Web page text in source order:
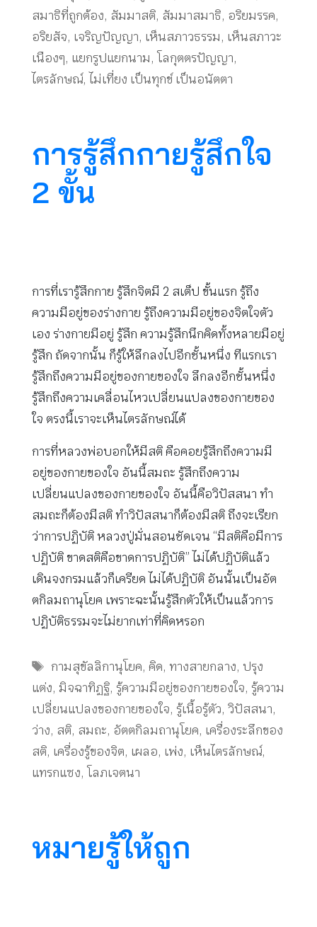
สมาธิที่ถูกต้อง, สัมมาสติ, สัมมาสมาธิ, อริยมรรค,
อริยสัจ, เจริญปัญญา, เห็นสภาวธรรม, เห็นสภาวะ
เนืองๆ, แยกรูปแยกนาม, โลกุตตรปัญญา,
ไตรลักษณ์, ไม่เที่ยง เป็นทุกข์ เป็นอนัตตา
การรู้สึกกายรู้สึกใจ
2 ขั้น
การที่เรารู้สึกกาย รู้สึกจิตมี 2 สเต็ป ขั้นแรก รู้ถึง
ความมีอยู่ของร่างกาย รู้ถึงความมีอยู่ของจิตใจตัว
เอง ร่างกายมีอยู่ รู้สึก ความรู้สึกนึกคิดทั้งหลายมีอยู่
รู้สึก ถัดจากนั้น ก็รู้ให้ลึกลงไปอีกชั้นหนึ่ง ทีแรกเรา
รู้สึกถึงความมีอยู่ของกายของใจ ลึกลงอีกชั้นหนึ่ง
รู้สึกถึงความเคลื่อนไหวเปลี่ยนแปลงของกายของ
ใจ ตรงนี้เราจะเห็นไตรลักษณ์ได้
การที่หลวงพ่อบอกให้มีสติ คือคอยรู้สึกถึงความมี
อยู่ของกายของใจ อันนี้สมถะ รู้สึกถึงความ
เปลี่ยนแปลงของกายของใจ อันนี้คือวิปัสสนา ทำ
สมถะก็ต้องมีสติ ทำวิปัสสนาก็ต้องมีสติ ถึงจะเรียก
ว่าการปฏิบัติ หลวงปู่มั่นสอนชัดเจน “มีสติคือมีการ
ปฏิบัติ ขาดสติคือขาดการปฏิบัติ” ไม่ได้ปฏิบัติแล้ว
เดินจงกรมแล้วก็เครียด ไม่ได้ปฏิบัติ อันนั้นเป็นอัต
ตกิลมถานุโยค เพราะฉะนั้นรู้สึกตัวให้เป็นแล้วการ
ปฏิบัติธรรมจะไม่ยากเท่าที่คิดหรอก
Tags
กามสุขัลลิกานุโยค,คิด, ทางสายกลาง, ปรุง
แต่ง, มิจฉาทิฏฐิ, รู้ความมีอยู่ของกายของใจ, รู้ความ
เปลี่ยนแปลงของกายของใจ, รู้เนื้อรู้ตัว, วิปัสสนา,
ว่าง, สติ, สมถะ, อัตตกิลมถานุโยค, เครื่องระลึกของ
สติ, เครื่องรู้ของจิต, เผลอ, เพ่ง, เห็นไตรลักษณ์,
แทรกแซง, โลภเจตนา
หมายรู้ให้ถูก